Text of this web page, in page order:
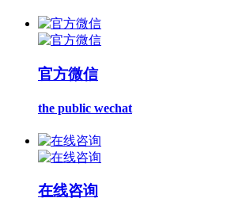
官方微信
the public wechat
在线咨询